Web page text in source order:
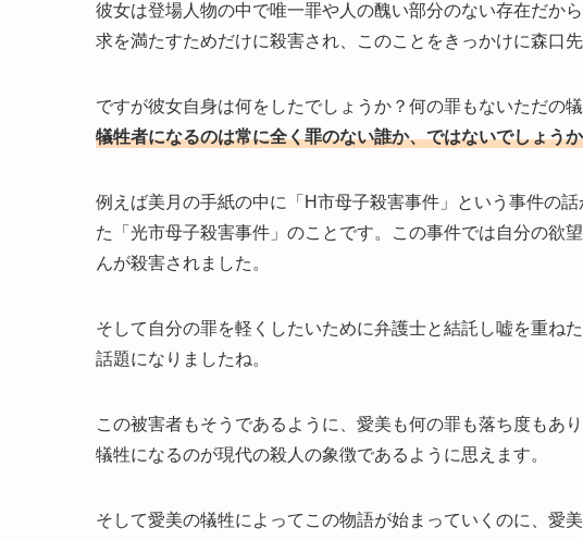
彼女は登場人物の中で唯一罪や人の醜い部分のない存在だか
求を満たすためだけに殺害され、このことをきっかけに森口
ですが彼女自身は何をしたでしょうか？何の罪もないただの
犠牲者になるのは常に全く罪のない誰か、ではないでしょう
例えば美月の手紙の中に「H市母子殺害事件」という事件の
た「光市母子殺害事件」のことです。この事件では自分の欲
んが殺害されました。
そして自分の罪を軽くしたいために弁護士と結託し嘘を重ね
話題になりましたね。
この被害者もそうであるように、愛美も何の罪も落ち度もあ
犠牲になるのが現代の殺人の象徴であるように思えます。
そして愛美の犠牲によってこの物語が始まっていくのに、愛